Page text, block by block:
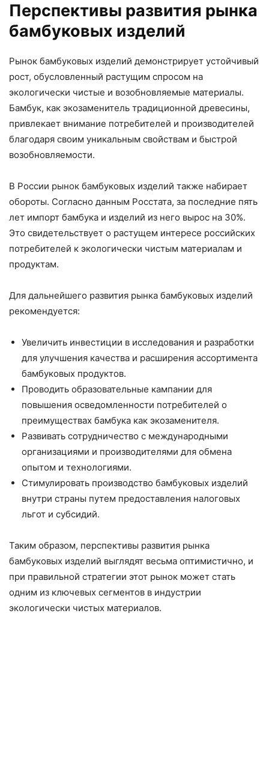
Перспективы развития рынка
бамбуковых изделий
Рынок бамбуковых изделий демонстрирует устойчивый
рост, обусловленный растущим спросом на
экологически чистые и возобновляемые материалы.
Бамбук, как экозаменитель традиционной древесины,
привлекает внимание потребителей и производителей
благодаря своим уникальным свойствам и быстрой
возобновляемости.
В России рынок бамбуковых изделий также набирает
обороты. Согласно данным Росстата, за последние пять
лет импорт бамбука и изделий из него вырос на 30%.
Это свидетельствует о растущем интересе российских
потребителей к экологически чистым материалам и
продуктам.
Для дальнейшего развития рынка бамбуковых изделий
рекомендуется:
Увеличить инвестиции в исследования и разработки
для улучшения качества и расширения ассортимента
бамбуковых продуктов.
Проводить образовательные кампании для
повышения осведомленности потребителей о
преимуществах бамбука как экозаменителя.
Развивать сотрудничество с международными
организациями и производителями для обмена
опытом и технологиями.
Стимулировать производство бамбуковых изделий
внутри страны путем предоставления налоговых
льгот и субсидий.
Таким образом, перспективы развития рынка
бамбуковых изделий выглядят весьма оптимистично, и
при правильной стратегии этот рынок может стать
одним из ключевых сегментов в индустрии
экологически чистых материалов.